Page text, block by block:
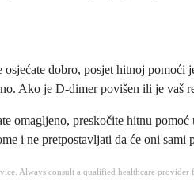
dobro, posjet hitnoj
Ako je D-dimer povišen ili je vaš
omagljeno, preskočite hitnu
i ne pretpostavljati da će oni sami
Always consult a qualified healthcare